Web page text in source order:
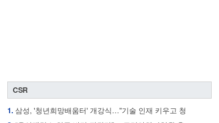
CSR
1.삼성, '청년희망배움터' 개강식…"기술 인재 키우고 청